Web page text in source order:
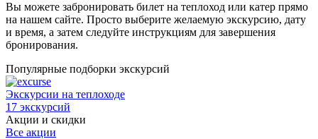
Вы можете забронировать билет на теплоход или катер прямо
на нашем сайте. Просто выберите желаемую экскурсию, дату
и время, а затем следуйте инструкциям для завершения
бронирования.
Популярные подборки экскурсий
Экскурсии на теплоходе
17 экскурсий
Акции и скидки
Все акции